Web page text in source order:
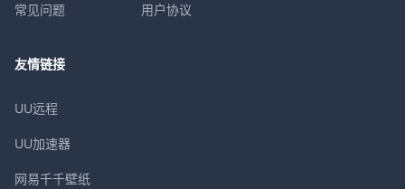
常见问题 用户协议
友情链接
UU远程
UU加速器
网易千千壁纸